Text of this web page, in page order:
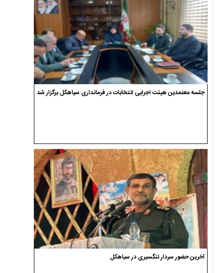
جلسه معتمدین هیئت اجرایی انتخابات در فرمانداری سیاهکل برگزار شد
آخرین حضور سردار تنگسیری در سیاهکل